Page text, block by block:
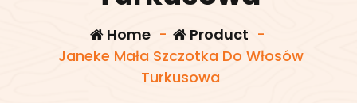
Home- Product -
Janeke Mała Szczotka Do Włosów
Turkusowa